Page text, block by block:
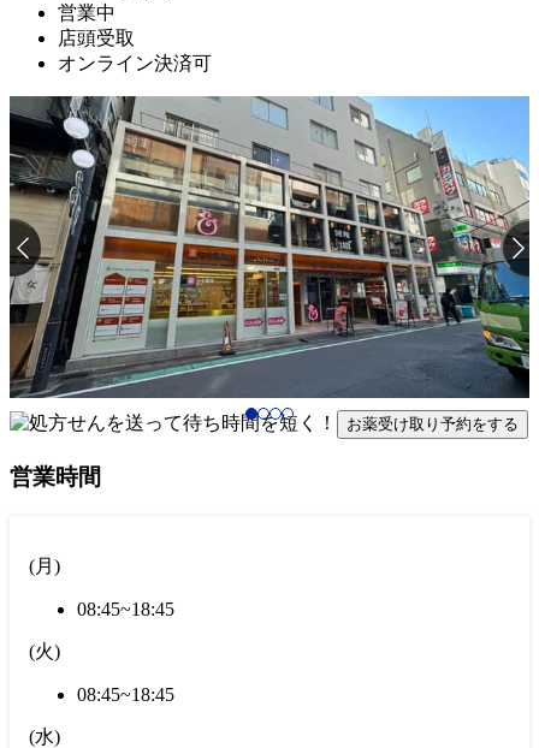
営業中
店頭受取
オンライン決済可
お薬受け取り予約をする
営業時間
(月 )
08:45~18:45
(火)
08:45~18:45
(水)